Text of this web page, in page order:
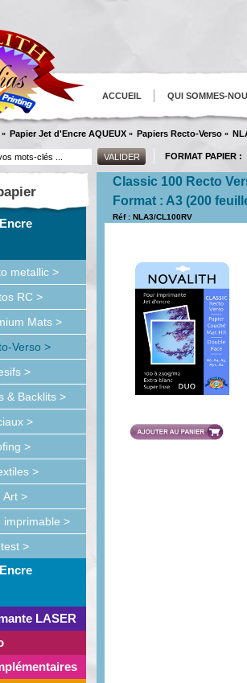
ACCUEIL QUI SOMMES-
» Papier Jet d'Encre AQUEUX » Papiers Recto-Verso »
FORMAT PAPIER :
metallic >
RC >
Mats >
Verso >
>
& Backlits >
>
>
>
Art >
imprimable >
>
LASER
Classic 100 Recto
Format : A3 (200
Réf : NLA3/CL100RV